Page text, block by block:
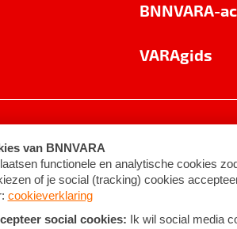
BNNVARA-
VARAgids
Algemene voorwaarden ©2026